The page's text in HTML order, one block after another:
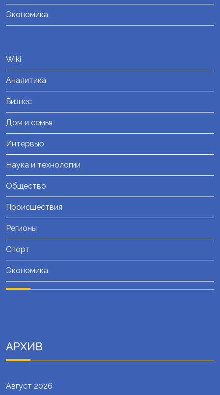
Экономика
Wiki
Аналитика
Бизнес
Дом и семья
Интервью
Наука и технологии
Общество
Происшествия
Регионы
Спорт
Экономика
АРХИВ
Август 2026